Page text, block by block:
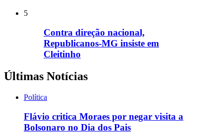
5
Contra direção nacional,
Republicanos-MG insiste em
Cleitinho
Últimas Notícias
Política
Flávio critica Moraes por negar visita a
Bolsonaro no Dia dos Pais